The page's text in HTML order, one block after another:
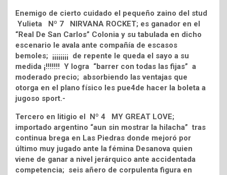
Enemigo de cierto cuidado el pequeño zaino del stud
Yulieta Nº 7 NIRVANA ROCKET; es ganador en el
“Real De San Carlos” Colonia y su tabulada en dicho
escenario le avala ante compañía de escasos
bemoles; ¡¡¡¡¡¡¡¡ de repente le queda el sayo a su
medida ¡!!!!!!! Y logra “barrer con todas las fijas” a
moderado precio; absorbiendo las ventajas que
otorga en el plano físico les pue4de hacer la boleta a
jugoso sport.-
Tercero en litigio el Nº 4 MY GREAT LOVE;
importado argentino “aun sin mostrar la hilacha” tras
continua brega en Las Piedras donde mejoró por
último muy jugado ante la fémina Desanova quien
viene de ganar a nivel jerárquico ante accidentada
competencia; seis añero de corpulenta figura en